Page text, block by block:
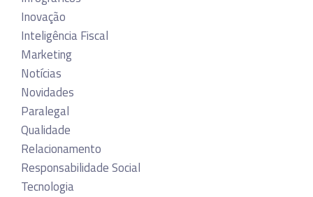
Inovação
Inteligência Fiscal
Marketing
Notícias
Novidades
Paralegal
Qualidade
Relacionamento
Responsabilidade Social
Tecnologia